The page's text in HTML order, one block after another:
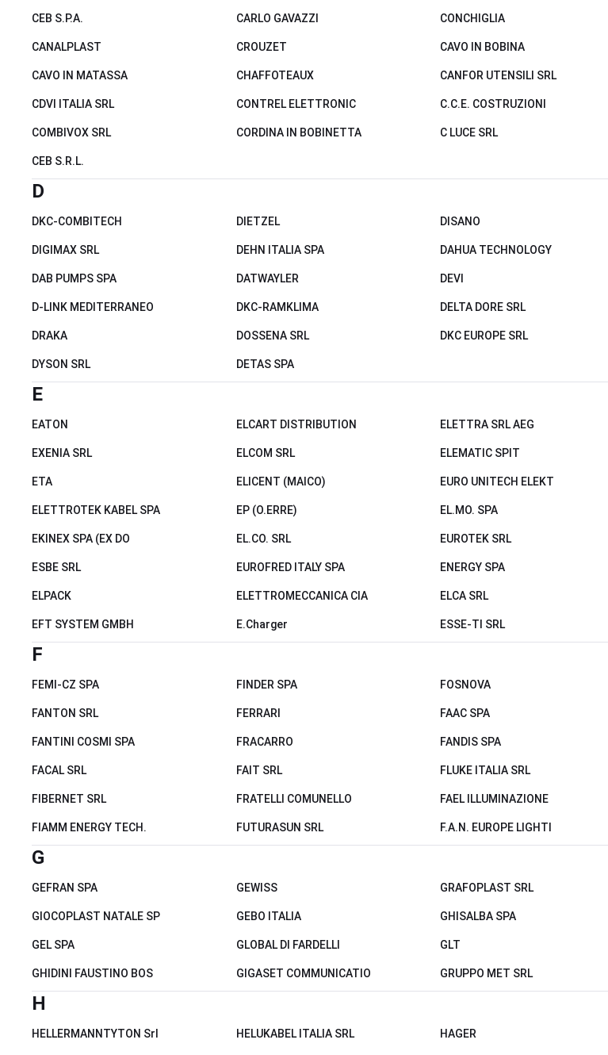
CEB S.P.A. CARLO GAVAZZI CONCHIGLIA
CANALPLAST CROUZET CAVO IN BOBINA
CAVO IN MATASSA CHAFFOTEAUX CANFOR UTENSILI SRL
CDVI ITALIA SRL CONTREL ELETTRONIC C.C.E. COSTRUZIONI
COMBIVOX SRL CORDINA IN BOBINETTA C LUCE SRL
CEB S.R.L.
D
DKC-COMBITECH DIETZEL DISANO
DIGIMAX SRL DEHN ITALIA SPA DAHUA TECHNOLOGY
DAB PUMPS SPA DATWAYLER DEVI
D-LINK MEDITERRANEO DKC-RAMKLIMA DELTA DORE SRL
DRAKA DOSSENA SRL DKC EUROPE SRL
DYSON SRL DETAS SPA
E
EATON ELCART DISTRIBUTION ELETTRA SRL AEG
EXENIA SRL ELCOM SRL ELEMATIC SPIT
ETA ELICENT (MAICO) EURO UNITECH ELEKT
ELETTROTEK KABEL SPA EP (O.ERRE) EL.MO. SPA
EKINEX SPA (EX DO EL.CO. SRL EUROTEK SRL
ESBE SRL EUROFRED ITALY SPA ENERGY SPA
ELPACK ELETTROMECCANICA CIA ELCA SRL
EFT SYSTEM GMBH E.Charger ESSE-TI SRL
F
FEMI-CZ SPA FINDER SPA FOSNOVA
FANTON SRL FERRARI FAAC SPA
FANTINI COSMI SPA FRACARRO FANDIS SPA
FACAL SRL FAIT SRL FLUKE ITALIA SRL
FIBERNET SRL FRATELLI COMUNELLO FAEL ILLUMINAZIONE
FIAMM ENERGY TECH. FUTURASUN SRL F.A.N. EUROPE LIGHTI
G
GEFRAN SPA GEWISS GRAFOPLAST SRL
GIOCOPLAST NATALE SP GEBO ITALIA GHISALBA SPA
GEL SPA GLOBAL DI FARDELLI GLT
GHIDINI FAUSTINO BOS GIGASET COMMUNICATIO GRUPPO MET SRL
H
HELLERMANNTYTON Srl HELUKABEL ITALIA SRL HAGER